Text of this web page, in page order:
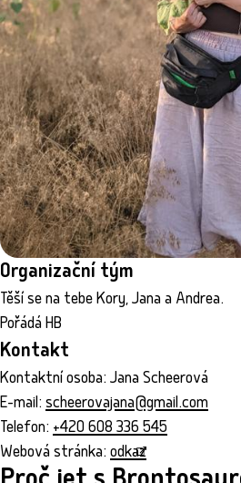
Organizační tým
Těší se na tebe Kory, Jana a Andrea.
Pořádá HB
Kontakt
Kontaktní osoba: Jana Scheerová
E-mail: scheerovajana@gmail.com
Telefon: +420 608 336 545
Webová stránka: odkaz